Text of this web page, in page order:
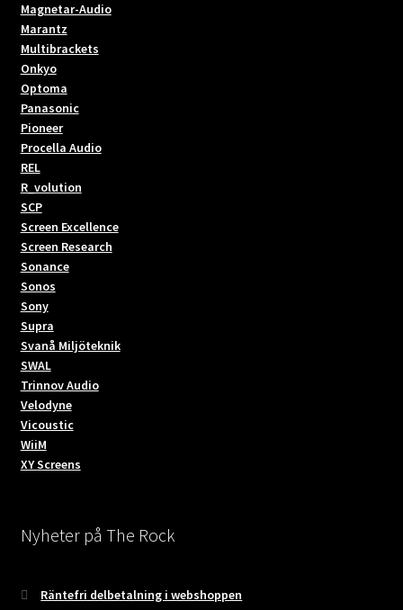
Magnetar-Audio
Marantz
Multibrackets
Onkyo
Optoma
Panasonic
Pioneer
Procella Audio
REL
R_volution
SCP
Screen Excellence
Screen Research
Sonance
Sonos
Sony
Supra
Svanå Miljöteknik
SWAL
Trinnov Audio
Velodyne
Vicoustic
WiiM
XY Screens
Nyheter på The Rock
Räntefri delbetalning i webshoppen